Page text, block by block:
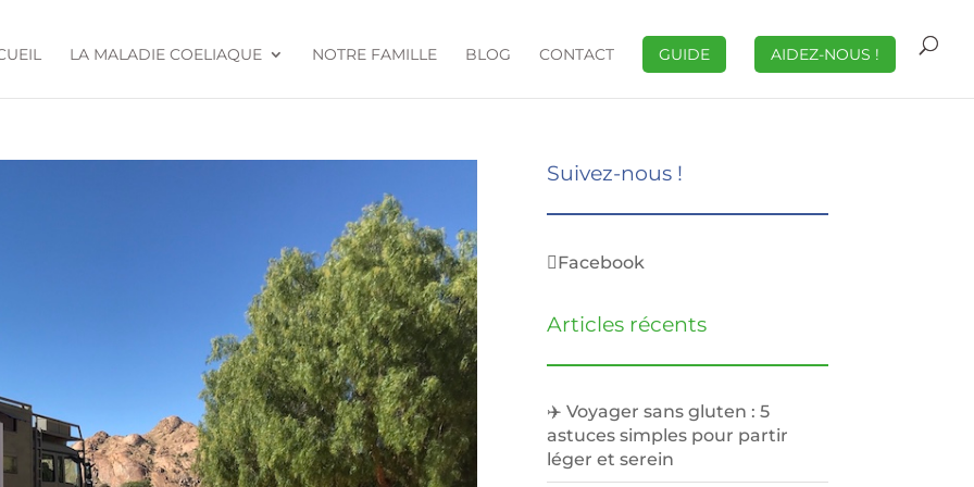
LA MALADIE COELIAQUE NOTRE FAMILLE BLOG CONTACT GUIDE AIDEZ-NOUS !
Suivez-nous !
Facebook
Articles récents
✈️ Voyager sans gluten : 5
astuces simples pour partir
léger et serein